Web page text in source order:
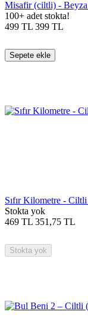
Misafir (ciltli) -
100+ adet stokta!
499 TL 399 TL
Sepete ekle
Sıfır Kilometre -
Stokta yok
469 TL 351,75 TL
Stokta yok